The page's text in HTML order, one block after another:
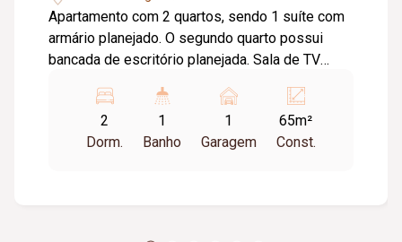
Apartamento com 2 quartos, sendo 1 suíte com
armário planejado. O segundo quarto possui
bancada de escritório planejada. Sala de TV
para televisão. Cozinha com armários
planejados, integrada à área de serviço. O
imóvel conta ainda com ar-condicionado e 1
2
Dorm.
1
Banho
1
Garagem
65m²
Const.